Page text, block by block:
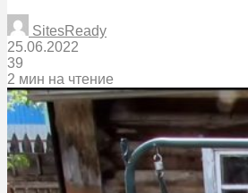
SitesReady
25.06.2022
39
2 мин на чтение